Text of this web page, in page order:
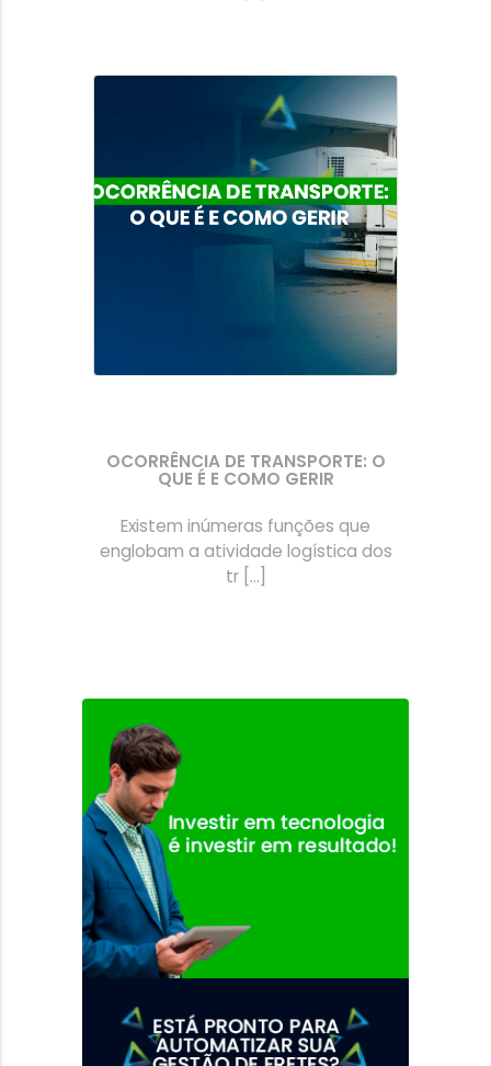
OCORRÊNCIA DE TRANSPORTE: O
QUE É E COMO GERIR
Existem inúmeras funções que
englobam a atividade logística dos
tr [...]